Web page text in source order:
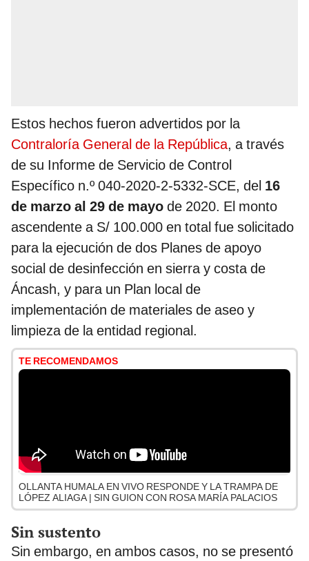
Estos hechos fueron advertidos por la
Contraloría General de la República, a través
de su Informe de Servicio de Control
Específico n.º 040-2020-2-5332-SCE, del 16
de marzo al 29 de mayo de 2020. El monto
ascendente a S/ 100.000 en total fue solicitado
para la ejecución de dos Planes de apoyo
social de desinfección en sierra y costa de
Áncash, y para un Plan local de
implementación de materiales de aseo y
limpieza de la entidad regional.
TE RECOMENDAMOS
OLLANTA HUMALA EN VIVO RESPONDE Y LA TRAMPA DE
LÓPEZ ALIAGA | SIN GUION CON ROSA MARÍA PALACIOS
Sin sustento
Sin embargo, en ambos casos, no se presentó